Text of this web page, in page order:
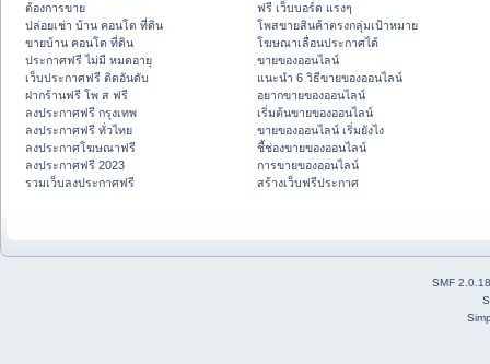
ต้องการขาย
ปล่อยเช่า บ้าน คอนโด ที่ดิน
ขายบ้าน คอนโด ที่ดิน
ประกาศฟรี ไม่มี หมดอายุ
เว็บประกาศฟรี ติดอันดับ
ฝากร้านฟรี โพ ส ฟรี
ลงประกาศฟรี กรุงเทพ
ลงประกาศฟรี ทั่วไทย
ลงประกาศโฆษณาฟรี
ลงประกาศฟรี 2023
รวมเว็บลงประกาศฟรี
ฟรี เว็บบอร์ด แรงๆ
โพสขายสินค้าตรงกลุ่มเป้าหมาย
โฆษณาเลื่อนประกาศได้
ขายของออนไลน์
แนะนำ 6 วิธีขายของออนไลน์
อยากขายของออนไลน์
เริ่มต้นขายของออนไลน์
ขายของออนไลน์ เริ่มยังไง
ชี้ช่องขายของออนไลน์
การขายของออนไลน์
สร้างเว็บฟรีประกาศ
SMF 2.0.18